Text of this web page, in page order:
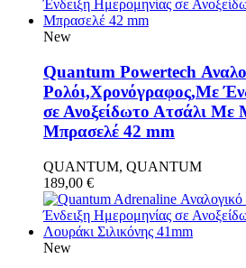
New
Quantum Powertech
Ρολόι,Χρονόγραφος,Με
σε Ανοξείδωτο Ατσάλι Με
Μπρασελέ 42 mm
QUANTUM, QUANTUM
189,00 €
New